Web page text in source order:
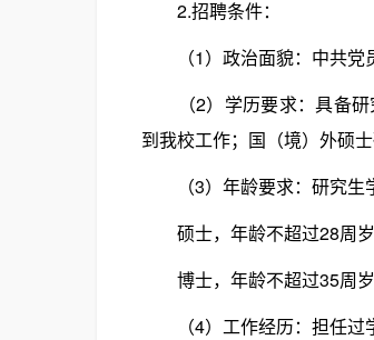
2.招聘条件：
（1）政治面貌：中共党
（2）学历要求：具备研
到我校工作；国（境）外硕
（3）年龄要求：研究生
硕士，年龄不超过28周岁
博士，年龄不超过35周岁
（4）工作经历：担任过